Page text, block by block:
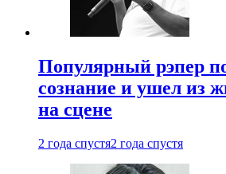
Популярный рэпер
сознание и ушел из
на сцене
2 года спустя2 года спустя